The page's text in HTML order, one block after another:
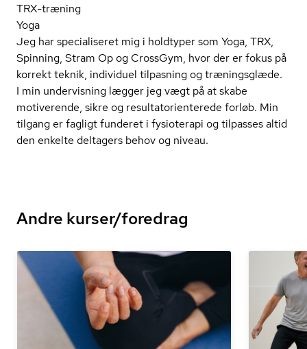
TRX-træning
Yoga
Jeg har specialiseret mig i holdtyper som Yoga, TRX,
Spinning, Stram Op og CrossGym, hvor der er fokus på
korrekt teknik, individuel tilpasning og træningsglæde.
I min undervisning lægger jeg vægt på at skabe
motiverende, sikre og re­sul­ta­t­o­ri­en­te­re­de forløb. Min
tilgang er fagligt funderet i fysioterapi og tilpasses altid
den enkelte deltagers behov og niveau.
Andre kurser/foredrag